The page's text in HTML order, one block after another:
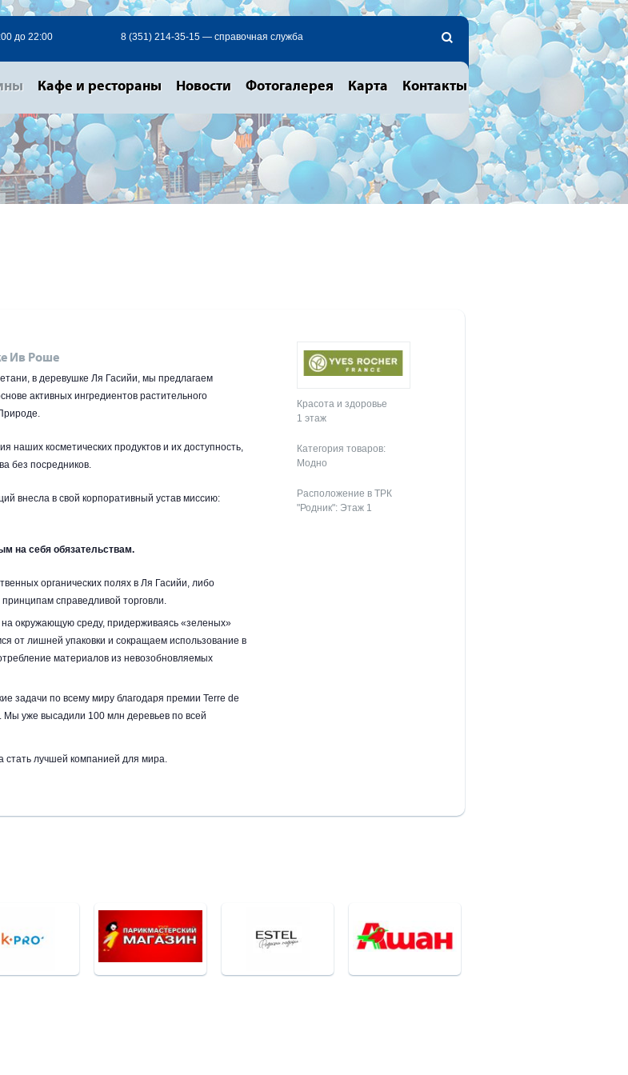
до 22:00 8 (351) 214-35-15 — справочная служба
Кафе и рестораны Новости Фотогалерея Карта Контакты
Ив Роше
в деревушке Ля Гасийи, мы предлагаем
активных ингредиентов растительного
наших косметических продуктов и их доступность,
без посредников.
внесла в свой корпоративный устав миссию:
на себя обязательствам.
органических полях в Ля Гасийи, либо
справедливой торговли.
окружающую среду, придерживаясь «зеленых»
от лишней упаковки и сокращаем использование в
материалов из невозобновляемых
задачи по всему миру благодаря премии Terre de
Мы уже высадили 100 млн деревьев по всей
лучшей компанией для мира.
Красота и здоровье
1 этаж
Категория товаров:
Модно
Расположение в ТРК
"Родник": Этаж 1